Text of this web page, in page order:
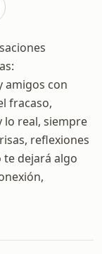
amigos con
fracaso,
lo real, siempre
reflexiones
dejará algo